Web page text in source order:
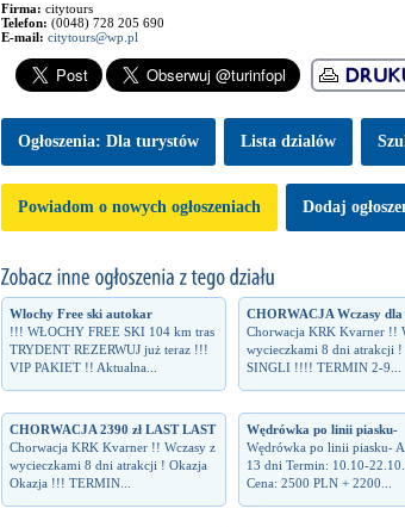
Firma: citytours
Telefon: (0048) 728 205 690
E-mail: citytours@wp.pl
Ogłoszenia: Dla turystów Lista dzialów
Powiadom o nowych ogłoszeniach Dodaj
Wlochy Free ski autokar
!!! WŁOCHY FREE SKI 104 km tras
TRYDENT REZERWUJ już teraz !!!
VIP PAKIET !! Aktualna...
CHORWACJA Wczasy
Chorwacja KRK Kvarner !!
wycieczkami 8 dni atrakcji
SINGLI !!!! TERMIN 2-9...
CHORWACJA 2390 zł LAST LAST
Chorwacja KRK Kvarner !! Wczasy z
wycieczkami 8 dni atrakcji ! Okazja
Okazja !!! TERMIN...
Wędrówka po linii piasku-
Wędrówka po linii piasku-
13 dni Termin: 10.10-
Cena: 2500 PLN + 2200...